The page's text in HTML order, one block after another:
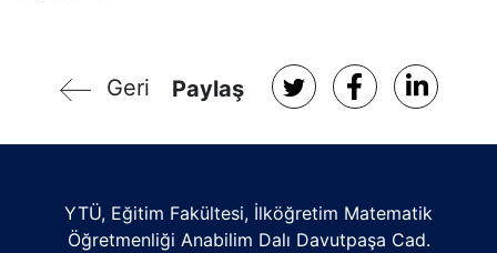
Geri Paylaş
YTÜ, Eğitim Fakültesi, İlköğretim Matematik
Öğretmenliği Anabilim Dalı Davutpaşa Cad.